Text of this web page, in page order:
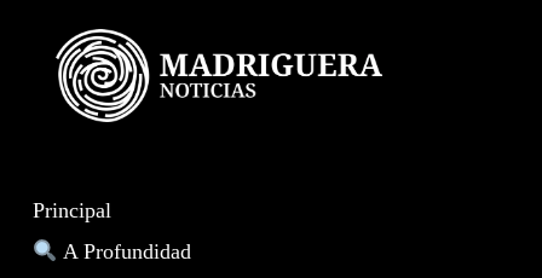
Principal
A Profundidad